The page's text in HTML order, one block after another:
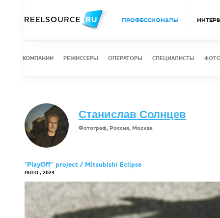
ПРОФЕССИОНАЛЫ
КОМПАНИИ РЕЖИССЕРЫ ОПЕРАТОРЫ СПЕЦИАЛИСТЫ
Станислав Солнцев
Фотограф, Россия, Москва
"PlayOff" project / Mitsubishi Eclipse
AUTO , 2024